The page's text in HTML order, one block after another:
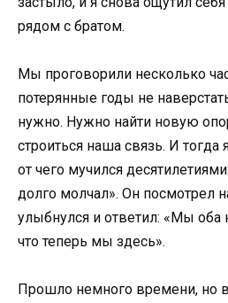
рядом с братом.
Мы проговорили несколько
потерянные годы не
нужно. Нужно найти новую
строиться наша связь. И тогда
от чего мучился
долго молчал». Он посмотрел
улыбнулся и ответил: «Мы оба
что теперь мы здесь».
Прошло немного времени, но